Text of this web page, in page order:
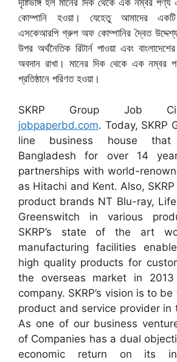
দৃষ্টিভঙ্গি হল মানের দিক থেকে এক নম্বর পণ্য
কোম্পানি হওয়া। যেহেতু আমাদের
এসকেআরপি গ্রুপ অফ কোম্পানির দ্বৈত উদ্দেশ্য
উপর অর্থনৈতিক রিটার্ন পাওয়া এবং
অবদান রাখা। মানের দিক থেকে এক নম্বর
প্রতিষ্ঠানে পরিণত হওয়া।
SKRP Group Job
jobpaperbd.com. Today, SKRP
line business house
Bangladesh for over 14
partnerships with world-
as Hitachi and Kent. Also,
product brands NT Blu-ray,
Greenswitch in various
SKRP’s state of the art
manufacturing facilities
high quality products for
the overseas market in
company. SKRP’s vision is to
product and service provider in
As one of our business
of Companies has a dual
economic return on its